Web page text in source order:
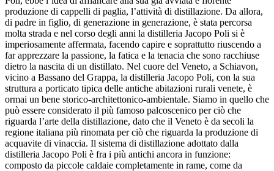
produzione di cappelli di paglia, l’attività di distillazione. Da allora,
di padre in figlio, di generazione in generazione, è stata percorsa
molta strada e nel corso degli anni la distilleria Jacopo Poli si è
imperiosamente affermata, facendo capire e soprattutto riuscendo a
far apprezzare la passione, la fatica e la tenacia che sono racchiuse
dietro la nascita di un distillato. Nel cuore del Veneto, a Schiavon,
vicino a Bassano del Grappa, la distilleria Jacopo Poli, con la sua
struttura a porticato tipica delle antiche abitazioni rurali venete, è
ormai un bene storico-architettonico-ambientale. Siamo in quello che
può essere considerato il più famoso palcoscenico per ciò che
riguarda l’arte della distillazione, dato che il Veneto è da secoli la
regione italiana più rinomata per ciò che riguarda la produzione di
acquavite di vinaccia. Il sistema di distillazione adottato dalla
distilleria Jacopo Poli è fra i più antichi ancora in funzione:
composto da piccole caldaie completamente in rame, come da